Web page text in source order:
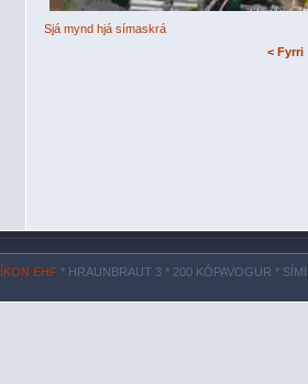
Sjá mynd hjá símaskrá
< Fyrri
ÍKON EHF* HRAUNBRAUT 3 * 200 KÓPAVOGUR *